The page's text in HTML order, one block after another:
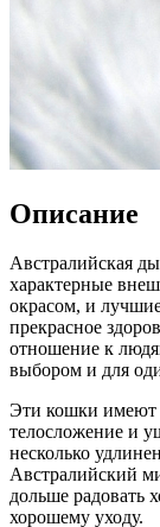
Описание
Австралийская
характерные
окрасом, и
прекрасное
отношение к
выбором и для
Эти кошки имеют
телосложение и
несколько
Австралийский
дольше радовать
хорошему уходу.